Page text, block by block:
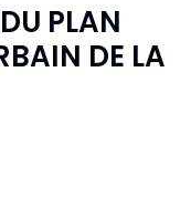
PLAN
DE LA